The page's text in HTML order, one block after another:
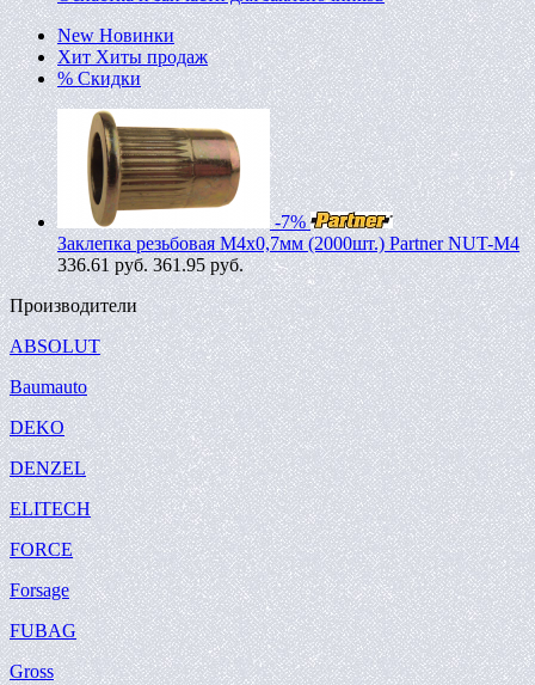
New Новинки
Хит Хиты продаж
% Скидки
-7%
Заклепка резьбовая M4х0,7мм (2000шт.) Partner NUT-M4
336.61руб. 361.95 руб.
Производители
ABSOLUT
Baumauto
DEKO
DENZEL
ELITECH
FORCE
Forsage
FUBAG
Gross